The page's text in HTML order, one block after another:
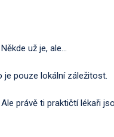
už je, ale…
je pouze lokální záležitost.
Ale právě ti praktičtí lékaři